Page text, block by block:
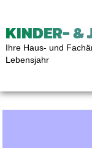
KINDER- &
Ihre Haus- und
Lebensjahr